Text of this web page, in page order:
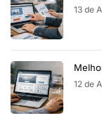
13 de
12 de